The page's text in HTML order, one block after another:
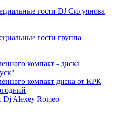
гости DJ Силуянова
гости группа
компакт - диска
компакт диска от КРК
Dj Alexey Romeo